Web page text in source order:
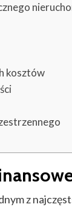
kosztów
z